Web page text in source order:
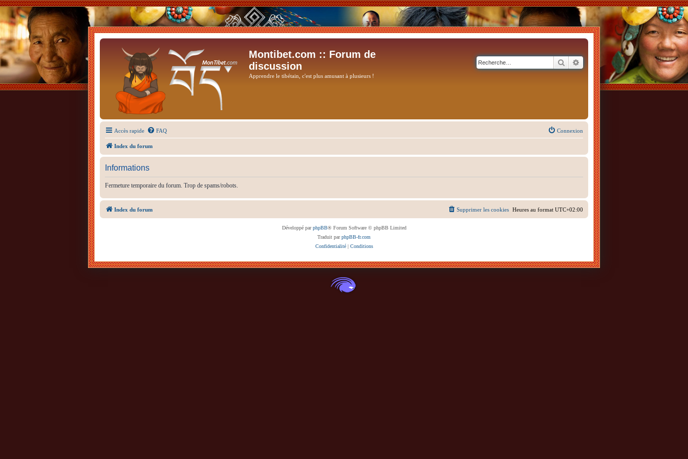
Montibet.com :: Forum de
discussion
Apprendre le tibétain, c'est plus amusant à plusieurs !
RechercherRecherche avancée
Accès rapide FAQ Connexion
Index du forum
Informations
Fermeture temporaire du forum. Trop de spams/robots.
Index du forum Heures au format UTC+02:00
Supprimer les cookies
Développé parphpBB® Forum Software © phpBB Limited
Traduit parphpBB-fr.com
Confidentialité| Conditions